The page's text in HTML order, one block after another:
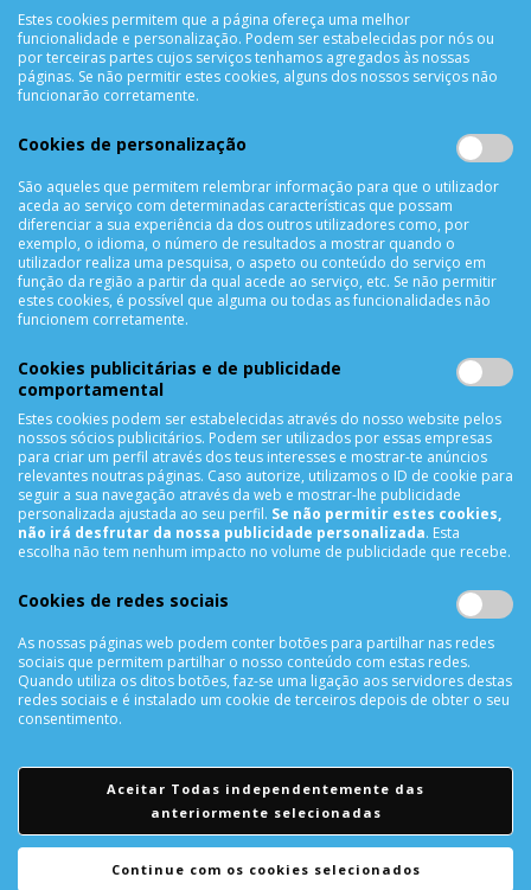
Política de Privacidade
Trocas & Devoluções
Métodos de Pagamento
Resolução de Litígios
Livro de reclamações
APOIO AO CLIENTE
Criar Conta
As Minhas Encomendas
Lista de Desejos
Solicitar uma Devolução
Expedição
Utilização de Cookies
NEWSLETTER
REDES SOCIAIS
© Todos os direitos reservados aCellRepair - Telemóveis,
Informática & Acessórios, Lda.
Estes cookies permitem que a página ofereça uma melhor
funcionalidade e personalização. Podem ser estabelecidas por nós ou
por terceiras partes cujos serviços tenhamos agregados às nossas
páginas. Se não permitir estes cookies, alguns dos nossos serviços não
funcionarão corretamente.
Cookies de personalização
São aqueles que permitem relembrar informação para que o utilizador
aceda ao serviço com determinadas características que possam
diferenciar a sua experiência da dos outros utilizadores como, por
exemplo, o idioma, o número de resultados a mostrar quando o
utilizador realiza uma pesquisa, o aspeto ou conteúdo do serviço em
função da região a partir da qual acede ao serviço, etc. Se não permitir
estes cookies, é possível que alguma ou todas as funcionalidades não
funcionem corretamente.
Cookies publicitárias e de publicidade
comportamental
Estes cookies podem ser estabelecidas através do nosso website pelos
nossos sócios publicitários. Podem ser utilizados por essas empresas
para criar um perfil através dos teus interesses e mostrar-te anúncios
relevantes noutras páginas. Caso autorize, utilizamos o ID de cookie para
seguir a sua navegação através da web e mostrar-lhe publicidade
personalizada ajustada ao seu perfil. Se não permitir estes cookies,
não irá desfrutar da nossa publicidade personalizada. Esta
escolha não tem nenhum impacto no volume de publicidade que recebe.
Cookies de redes sociais
As nossas páginas web podem conter botões para partilhar nas redes
sociais que permitem partilhar o nosso conteúdo com estas redes.
Quando utiliza os ditos botões, faz-se uma ligação aos servidores destas
redes sociais e é instalado um cookie de terceiros depois de obter o seu
consentimento.
Aceitar Todas independentemente das
anteriormente selecionadas
Continue com os cookies selecionados